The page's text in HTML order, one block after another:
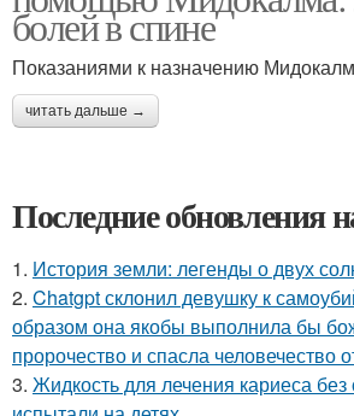
болей в спине
Показаниями к назначению
читать дальше →
Последние обновления
1. История земли: легенды о двух
2. Chatgpt склонил девушку к
образом она якобы выполнила бы
пророчество и спасла человечество
3. Жидкость для лечения кариеса